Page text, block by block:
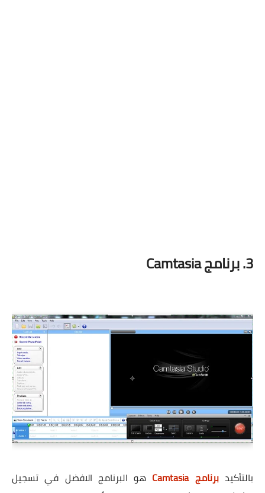
3. برنامج Camtasia
بالتأكيدبرنامج Camtasia
هو البرنامج الافضل في تسجيل